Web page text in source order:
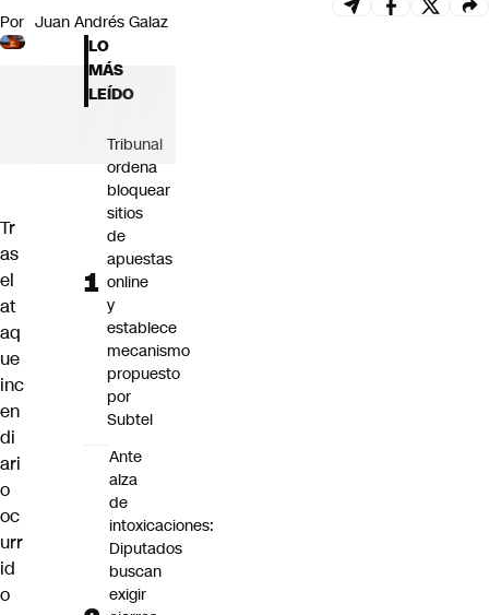
Por Juan Andrés Galaz
Tr
as
el
at
aq
ue
inc
en
di
ari
o
oc
urr
id
o
LO
MÁS
LEÍDO
Tribunal
ordena
bloquear
sitios
de
apuestas
online
y
establece
mecanismo
propuesto
por
Subtel
Ante
alza
de
intoxicaciones:
Diputados
buscan
exigir